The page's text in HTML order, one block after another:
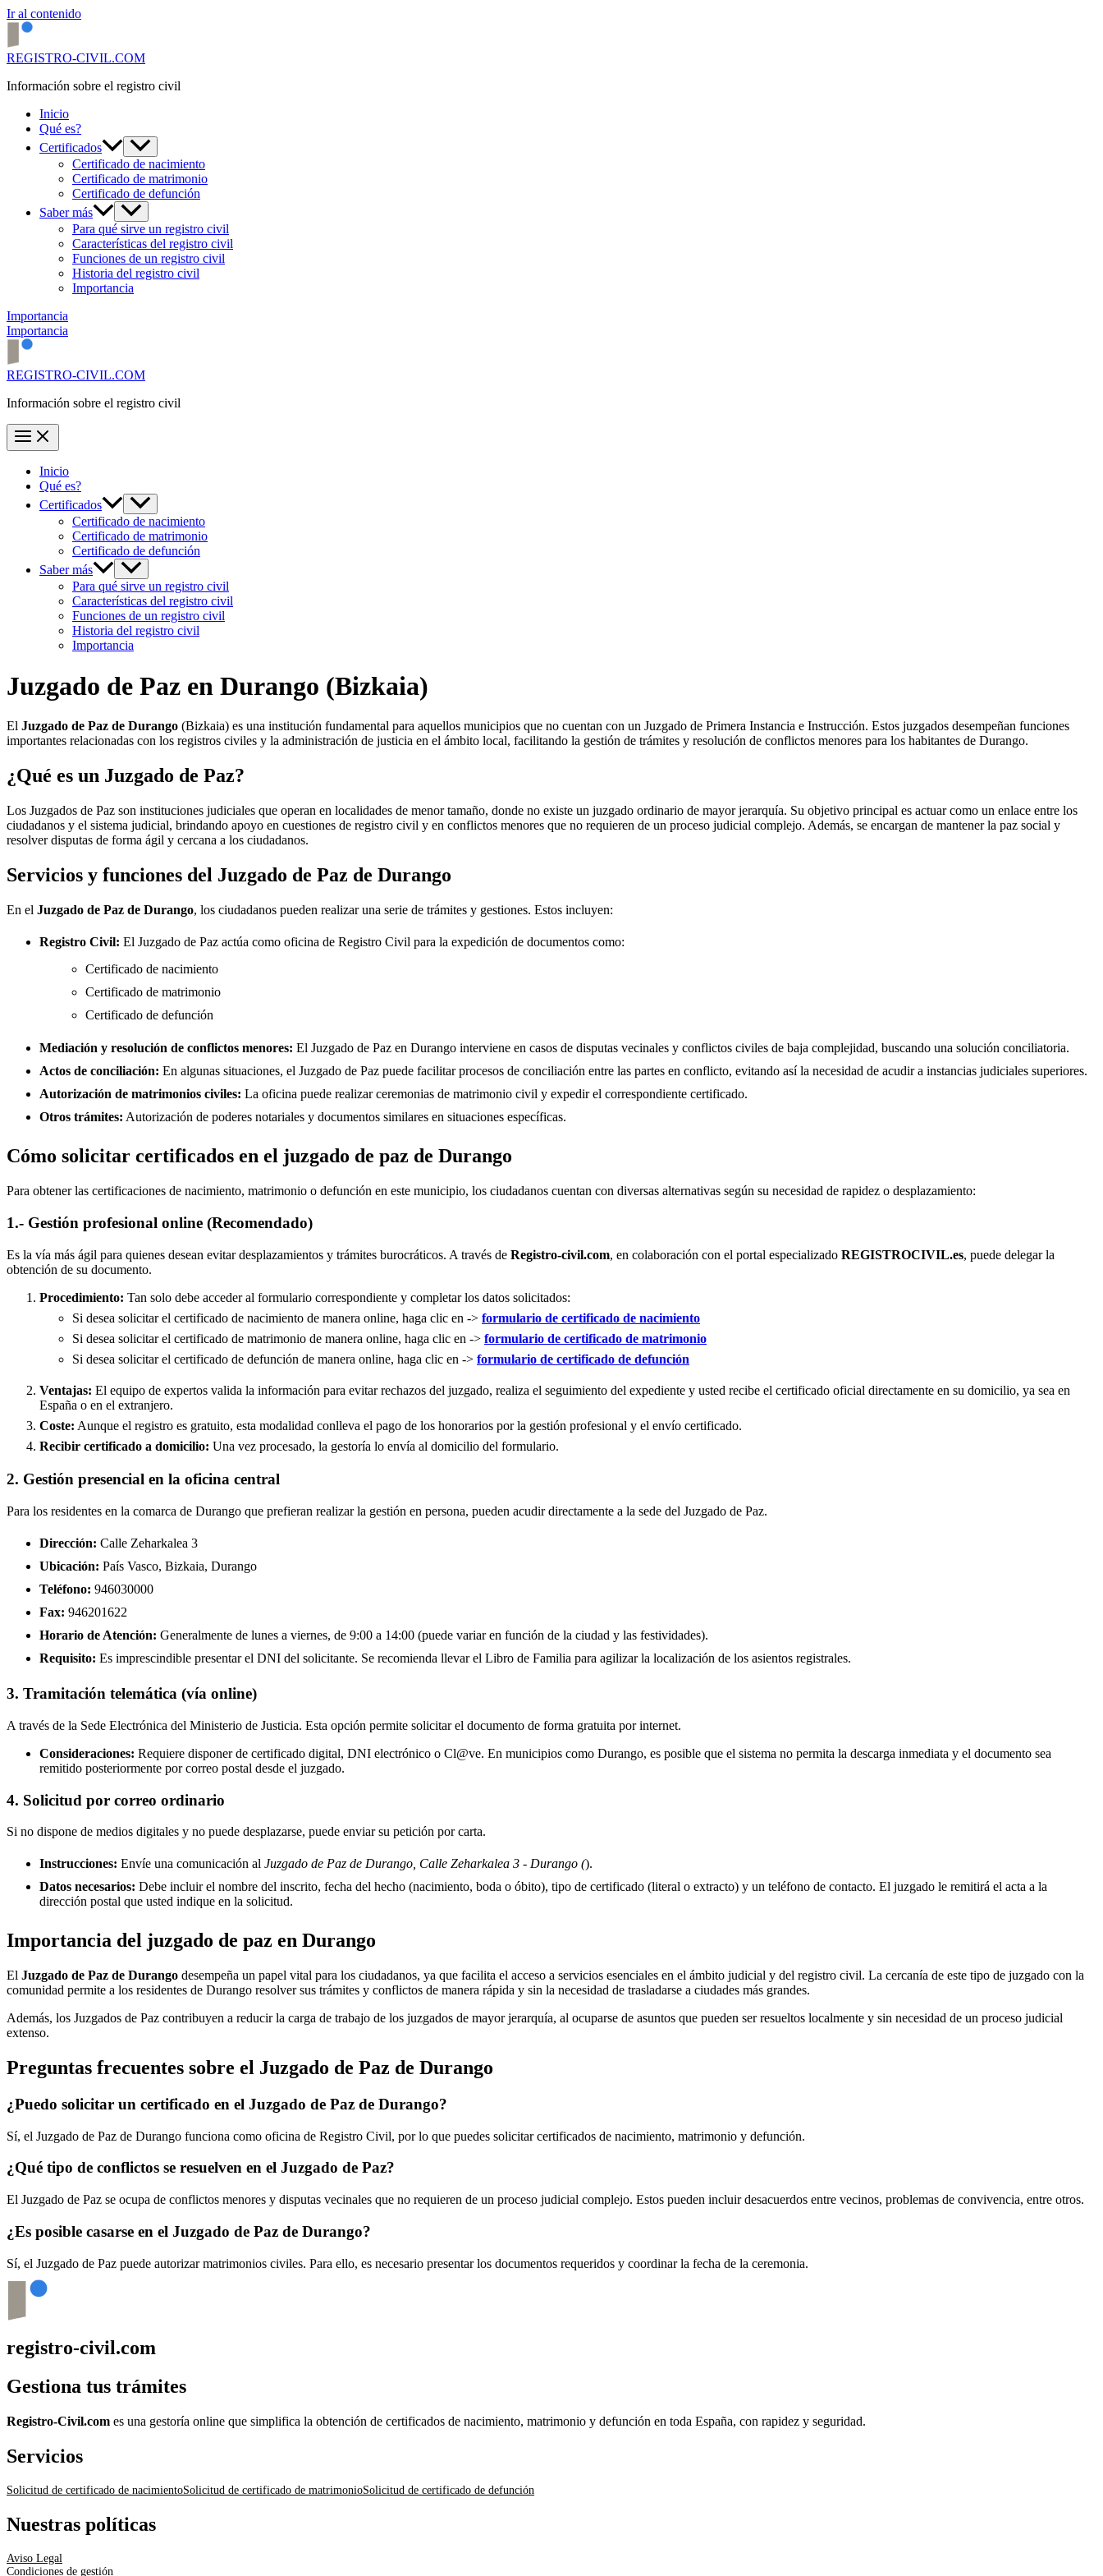
Ir al contenido
REGISTRO-CIVIL.COM
Información sobre el registro civil
Inicio
Qué es?
Certificados
Certificado de nacimiento
Certificado de matrimonio
Certificado de defunción
Saber más
Para qué sirve un registro civil
Características del registro civil
Funciones de un registro civil
Historia del registro civil
Importancia
Importancia
Importancia
REGISTRO-CIVIL.COM
Información sobre el registro civil
Inicio
Qué es?
Certificados
Certificado de nacimiento
Certificado de matrimonio
Certificado de defunción
Saber más
Para qué sirve un registro civil
Características del registro civil
Funciones de un registro civil
Historia del registro civil
Importancia
Juzgado de Paz en Durango (Bizkaia)
El Juzgado de Paz de Durango (Bizkaia) es una institución fundamental para aquellos municipios que no cuentan con un Juzgado de Primera Instancia e Instrucción. Estos juzgados desempeñan funciones
importantes relacionadas con los registros civiles y la administración de justicia en el ámbito local, facilitando la gestión de trámites y resolución de conflictos menores para los habitantes de Durango.
¿Qué es un Juzgado de Paz?
Los Juzgados de Paz son instituciones judiciales que operan en localidades de menor tamaño, donde no existe un juzgado ordinario de mayor jerarquía. Su objetivo principal es actuar como un enlace entre los
ciudadanos y el sistema judicial, brindando apoyo en cuestiones de registro civil y en conflictos menores que no requieren de un proceso judicial complejo. Además, se encargan de mantener la paz social y
resolver disputas de forma ágil y cercana a los ciudadanos.
Servicios y funciones del Juzgado de Paz de Durango
En el Juzgado de Paz de Durango, los ciudadanos pueden realizar una serie de trámites y gestiones. Estos incluyen:
Registro Civil: El Juzgado de Paz actúa como oficina de Registro Civil para la expedición de documentos como:
Certificado de nacimiento
Certificado de matrimonio
Certificado de defunción
Mediación y resolución de conflictos menores: El Juzgado de Paz en Durango interviene en casos de disputas vecinales y conflictos civiles de baja complejidad, buscando una solución conciliatoria.
Actos de conciliación: En algunas situaciones, el Juzgado de Paz puede facilitar procesos de conciliación entre las partes en conflicto, evitando así la necesidad de acudir a instancias judiciales superiores.
Autorización de matrimonios civiles: La oficina puede realizar ceremonias de matrimonio civil y expedir el correspondiente certificado.
Otros trámites: Autorización de poderes notariales y documentos similares en situaciones específicas.
Cómo solicitar certificados en el juzgado de paz de Durango
Para obtener las certificaciones de nacimiento, matrimonio o defunción en este municipio, los ciudadanos cuentan con diversas alternativas según su necesidad de rapidez o desplazamiento:
1.- Gestión profesional online (Recomendado)
Es la vía más ágil para quienes desean evitar desplazamientos y trámites burocráticos. A través de Registro-civil.com, en colaboración con el portal especializado REGISTROCIVIL.es, puede delegar la
obtención de su documento.
Procedimiento: Tan solo debe acceder al formulario correspondiente y completar los datos solicitados:
Si desea solicitar el certificado de nacimiento de manera online, haga clic en -> formulario de certificado de nacimiento
Si desea solicitar el certificado de matrimonio de manera online, haga clic en -> formulario de certificado de matrimonio
Si desea solicitar el certificado de defunción de manera online, haga clic en -> formulario de certificado de defunción
Ventajas: El equipo de expertos valida la información para evitar rechazos del juzgado, realiza el seguimiento del expediente y usted recibe el certificado oficial directamente en su domicilio, ya sea en
España o en el extranjero.
Coste: Aunque el registro es gratuito, esta modalidad conlleva el pago de los honorarios por la gestión profesional y el envío certificado.
Recibir certificado a domicilio: Una vez procesado, la gestoría lo envía al domicilio del formulario.
2. Gestión presencial en la oficina central
Para los residentes en la comarca de Durango que prefieran realizar la gestión en persona, pueden acudir directamente a la sede del Juzgado de Paz.
Dirección: Calle Zeharkalea 3
Ubicación: País Vasco, Bizkaia, Durango
Teléfono: 946030000
Fax: 946201622
Horario de Atención: Generalmente de lunes a viernes, de 9:00 a 14:00 (puede variar en función de la ciudad y las festividades).
Requisito: Es imprescindible presentar el DNI del solicitante. Se recomienda llevar el Libro de Familia para agilizar la localización de los asientos registrales.
3. Tramitación telemática (vía online)
A través de la Sede Electrónica del Ministerio de Justicia. Esta opción permite solicitar el documento de forma gratuita por internet.
Consideraciones: Requiere disponer de certificado digital, DNI electrónico o Cl@ve. En municipios como Durango, es posible que el sistema no permita la descarga inmediata y el documento sea
remitido posteriormente por correo postal desde el juzgado.
4. Solicitud por correo ordinario
Si no dispone de medios digitales y no puede desplazarse, puede enviar su petición por carta.
Instrucciones: Envíe una comunicación al Juzgado de Paz de Durango, Calle Zeharkalea 3 - Durango ().
Datos necesarios: Debe incluir el nombre del inscrito, fecha del hecho (nacimiento, boda o óbito), tipo de certificado (literal o extracto) y un teléfono de contacto. El juzgado le remitirá el acta a la
dirección postal que usted indique en la solicitud.
Importancia del juzgado de paz en Durango
El Juzgado de Paz de Durango desempeña un papel vital para los ciudadanos, ya que facilita el acceso a servicios esenciales en el ámbito judicial y del registro civil. La cercanía de este tipo de juzgado con la
comunidad permite a los residentes de Durango resolver sus trámites y conflictos de manera rápida y sin la necesidad de trasladarse a ciudades más grandes.
Además, los Juzgados de Paz contribuyen a reducir la carga de trabajo de los juzgados de mayor jerarquía, al ocuparse de asuntos que pueden ser resueltos localmente y sin necesidad de un proceso judicial
extenso.
Preguntas frecuentes sobre el Juzgado de Paz de Durango
¿Puedo solicitar un certificado en el Juzgado de Paz de Durango?
Sí, el Juzgado de Paz de Durango funciona como oficina de Registro Civil, por lo que puedes solicitar certificados de nacimiento, matrimonio y defunción.
¿Qué tipo de conflictos se resuelven en el Juzgado de Paz?
El Juzgado de Paz se ocupa de conflictos menores y disputas vecinales que no requieren de un proceso judicial complejo. Estos pueden incluir desacuerdos entre vecinos, problemas de convivencia, entre otros.
¿Es posible casarse en el Juzgado de Paz de Durango?
Sí, el Juzgado de Paz puede autorizar matrimonios civiles. Para ello, es necesario presentar los documentos requeridos y coordinar la fecha de la ceremonia.
registro-civil.com
Gestiona tus trámites
Registro-Civil.com es una gestoría online que simplifica la obtención de certificados de nacimiento, matrimonio y defunción en toda España, con rapidez y seguridad.
Servicios
Solicitud de certificado de nacimientoSolicitud de certificado de matrimonioSolicitud de certificado de defunción
Nuestras políticas
Aviso Legal
Condiciones de gestión